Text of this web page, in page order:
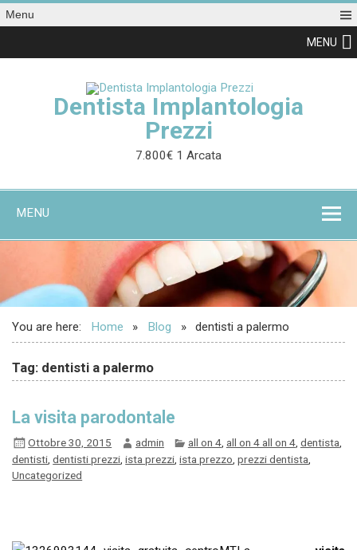
Menu
MENU
Dentista Implantologia
Prezzi
7.800€ 1 Arcata
MENU
You are here: Home Blog dentisti a palermo
Tag: dentisti a palermo
La visita parodontale
Ottobre 30, 2015 admin all on 4, all on 4 all on 4, dentista
dentisti ,dentisti prezzi ,ista prezzi ,ista prezzo ,prezzi dentista
Uncategorized